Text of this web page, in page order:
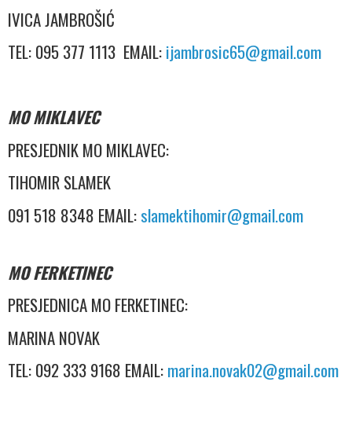
IVICA JAMBROŠIĆ
TEL: 095 377 1113 EMAIL:ijambrosic65@gmail.com
MO MIKLAVEC
PRESJEDNIK MO MIKLAVEC:
TIHOMIR SLAMEK
091 518 8348 EMAIL:slamektihomir@gmail.com
MO FERKETINEC
PRESJEDNICA MO FERKETINEC:
MARINA NOVAK
TEL: 092 333 9168 EMAIL:marina.novak02@gmail.com